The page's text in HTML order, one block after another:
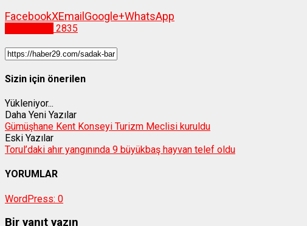
FacebookXEmail Google+WhatsApp
2835
Sizin için önerilen
Yükleniyor...
Daha Yeni Yazılar
Gümüşhane Kent Konseyi Turizm Meclisi kuruldu
Eski Yazılar
Torul’daki ahır yangınında 9 büyükbaş hayvan telef oldu
YORUMLAR
WordPress: 0
Bir yanıt yazın